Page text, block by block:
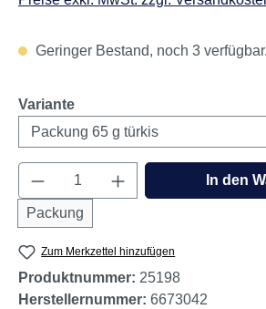
Geringer Bestand, noch 3 verfügbar.
Varianteauswählen
Produkt Anzahl: Gib den
Packung
In den
Zum Merkzettel hinzufügen
Produktnummer: 25198
Herstellernummer: 6673042